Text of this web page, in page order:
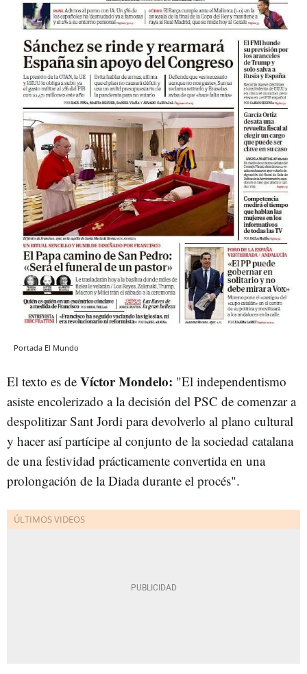
Portada El Mundo
El texto es de Víctor Mondelo: "El independentismo
asiste encolerizado a la decisión del PSC de comenzar a
despolitizar Sant Jordi para devolverlo al plano cultural
y hacer así partícipe al conjunto de la sociedad catalana
de una festividad prácticamente convertida en una
prolongación de la Diada durante el procés".